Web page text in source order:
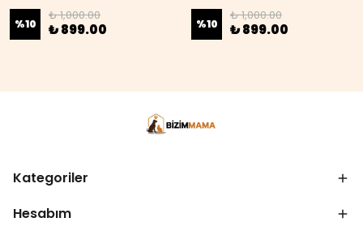
%10
₺ 1,000.00
₺ 899.00 %10
₺ 1,000.00
₺ 899.00
Kategoriler
Hesabım